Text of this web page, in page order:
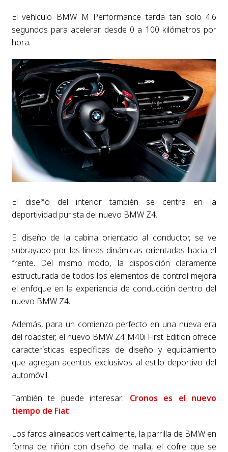
El vehículo BMW M Performance tarda tan solo 4.6
segundos para acelerar desde 0 a 100 kilómetros por
hora.
El diseño del interior también se centra en la
deportividad purista del nuevo BMW Z4.
El diseño de la cabina orientado al conductor, se ve
subrayado por las líneas dinámicas orientadas hacia el
frente. Del mismo modo, la disposición claramente
estructurada de todos los elementos de control mejora
el enfoque en la experiencia de conducción dentro del
nuevo BMW Z4.
Además, para un comienzo perfecto en una nueva era
del roadster, el nuevo BMW Z4 M40i First Edition ofrece
características específicas de diseño y equipamiento
que agregan acentos exclusivos al estilo deportivo del
automóvil.
También te puede interesar: Cronos es el nuevo
tiempo de Fiat
Los faros alineados verticalmente, la parrilla de BMW en
forma de riñón con diseño de malla, el cofre que se